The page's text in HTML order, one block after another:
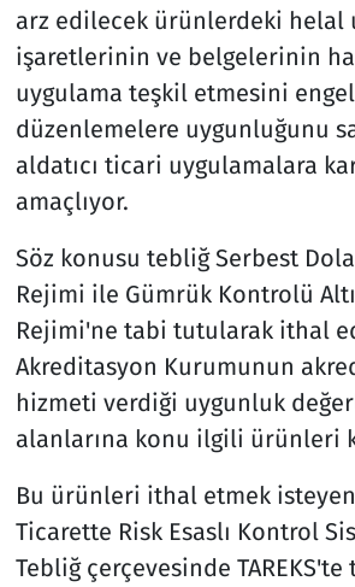
arz edilecek ürünlerdeki helal
işaretlerinin ve belgelerinin
uygulama teşkil etmesini
düzenlemelere uygunluğunu
aldatıcı ticari uygulamalara
amaçlıyor.
Söz konusu tebliğ Serbest
Rejimi ile Gümrük Kontrolü
Rejimi'ne tabi tutularak ithal
Akreditasyon Kurumunun
hizmeti verdiği uygunluk
alanlarına konu ilgili ürünleri
Bu ürünleri ithal etmek isteyen
Ticarette Risk Esaslı Kontrol
Tebliğ çerçevesinde TAREKS'te